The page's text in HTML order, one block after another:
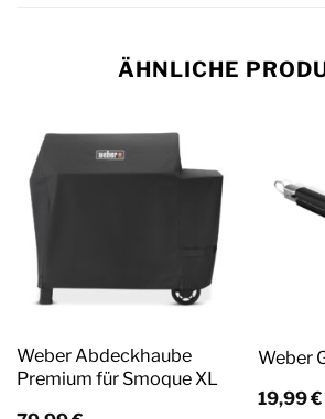
ÄHNLICHE
Weber Abdeckhaube
Premium für Smoque XL
Weber
19,99€